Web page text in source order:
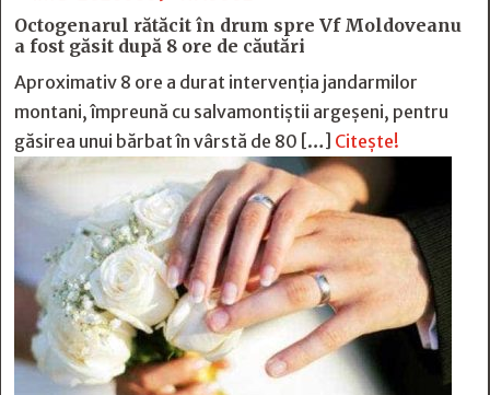
Octogenarul rătăcit în drum spre Vf Moldoveanu
a fost găsit după 8 ore de căutări
Aproximativ 8 ore a durat intervenția jandarmilor
montani, împreună cu salvamontiștii argeșeni, pentru
găsirea unui bărbat în vârstă de 80 […] Citește!